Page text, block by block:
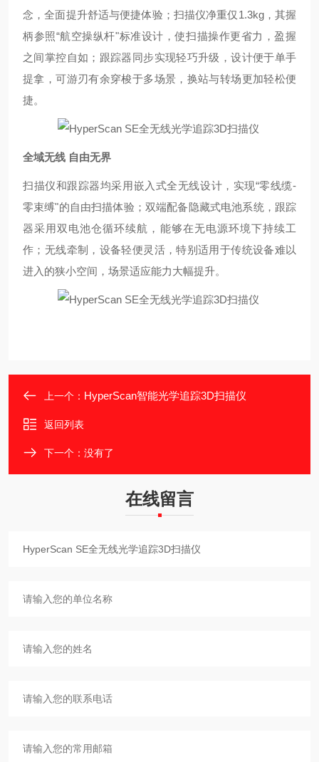
念，全面提升舒适与便捷体验 ； 扫描仪净重仅 1.3kg，其握
柄参照“航空操纵杆"标准设计，使扫描操作更省力，盈握
之间掌控自如 ； 跟踪器同步实现轻巧升级，设计便于单手
提拿，可游刃有余穿梭于多场景，换站与转场更加轻松便
捷。
全域无线 自由无界
扫描仪和跟踪器均采用嵌入式全无线设计，实现“零线缆-
零束缚"的自由扫描体验； 双端配备隐藏式电池系统，跟踪
器采用双电池仓循环续航，能够在无电源环境下持续工
作； 无线牵制，设备轻便灵活，特别适用于传统设备难以
进入的狭小空间，场景适应能力大幅提升。
上一个： HyperScan智能光学追踪3D扫描仪
返回列表
下一个：没有了
在线留言